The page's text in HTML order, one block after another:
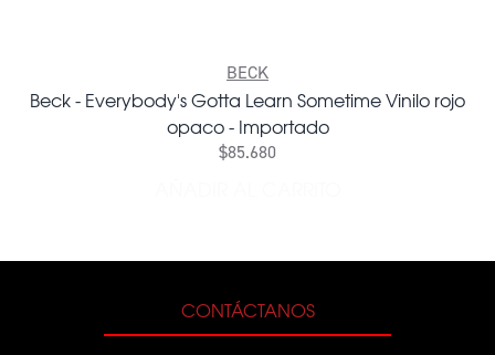
BECK
Beck - Everybody's Gotta Learn Sometime Vinilo rojo
opaco - Importado
$85.680
CONTÁCTANOS